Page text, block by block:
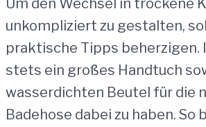
unkompliziert zu gestalten,
praktische Tipps beherzigen.
stets ein großes Handtuch
wasserdichten Beutel für die
Badehose dabei zu haben. So